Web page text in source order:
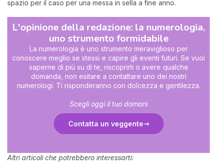
spazio per il caso per una messa in sella a fine anno.
L'opinione della redazione: la numerologia,
uno strumento formidabile
La numerologia è uno strumento meraviglioso per
conoscere meglio se stessi e capire gli eventi futuri. Se vuoi
saperne di più su di te, riscoprirti o avere qualche
domanda, non esitare a contattare uno dei nostri
numerologi. Ti risponderanno con dolcezza e gentilezza.
Scegli oggi il tuo domani
Contatta un veggente
Altri articoli che potrebbero interessarti: